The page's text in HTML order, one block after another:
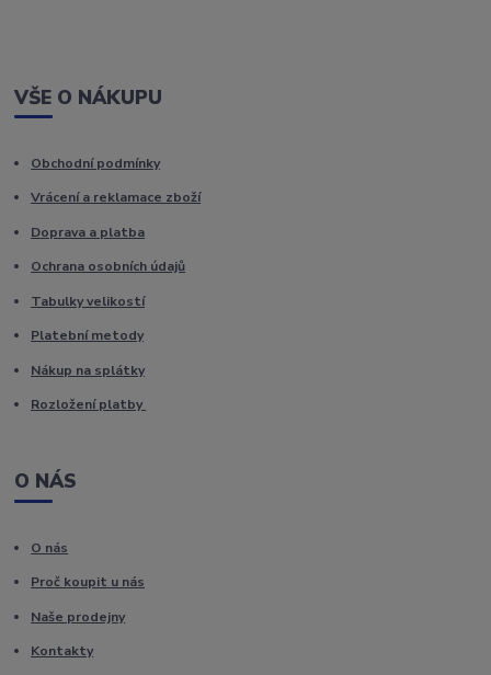
VŠE O NÁKUPU
Obchodní podmínky
Vrácení a reklamace zboží
Doprava a platba
Ochrana osobních údajů
Tabulky velikostí
Platební metody
Nákup na splátky
Rozložení platby
O NÁS
O nás
Proč koupit u nás
Naše prodejny
Kontakty